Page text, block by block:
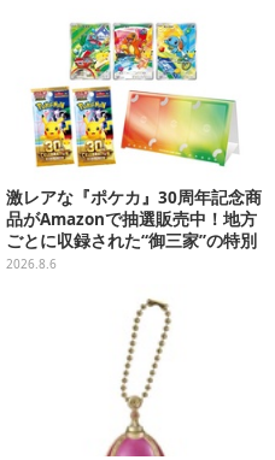
激レアな『ポケカ』30周年記念商
品がAmazonで抽選販売中！地方
ごとに収録された“御三家”の特別
カード
2026.8.6